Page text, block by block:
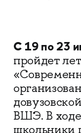
С 19 по 23
пройдет
ВШЭ. В
школьники